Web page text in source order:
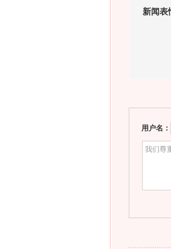
新闻表
用户名：